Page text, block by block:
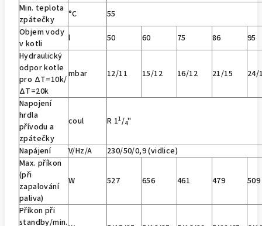
Min. teplota
zpátečky
°C
55
Objem vody
v kotli
l 50 60 75 86
95
Hydraulický
odpor kotle
pro ∆T=10k/
∆T=20k
mbar 12/11 15/12 16/12 21/15 24/
Napojení
hrdla
přívodu a
zpátečky
coul R 11/4"
Napájení V/Hz/A
230/50/0,9 (vidlice)
Max. příkon
(při
zapalování
paliva)
W 527 656 461 479 509
Příkon při
standby/min.